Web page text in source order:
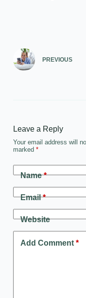
PREVIOUS
Leave a Reply
Your email address will
marked *
Name*
Email*
Website
Add Comment*